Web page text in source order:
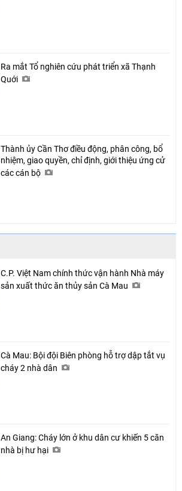
Ra mắt Tổ nghiên cứu phát triển xã Thạnh
Quới
Thành ủy Cần Thơ điều động, phân công, bổ
nhiệm, giao quyền, chỉ định, giới thiệu ứng cử
các cán bộ
C.P. Việt Nam chính thức vận hành Nhà máy
sản xuất thức ăn thủy sản Cà Mau
Cà Mau: Bội đội Biên phòng hỗ trợ dập tắt vụ
cháy 2 nhà dân
An Giang: Cháy lớn ở khu dân cư khiến 5 căn
nhà bị hư hại